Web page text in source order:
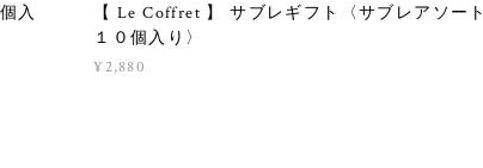
入
【 Le Coffret 】 サブレギフト〈サブレアソート
１０個入り〉
¥2,880